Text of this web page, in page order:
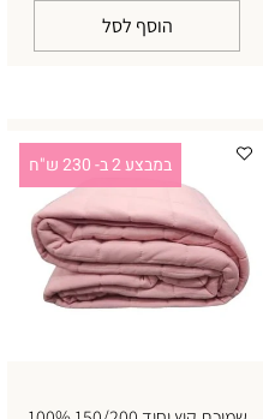
הוסף לסל
במבצע 2 ב- 230 ש"ח